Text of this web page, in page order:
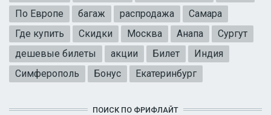
По Европе
багаж распродажа
Самара
Где купить
Скидки Москва Анапа
Сургут
дешевые билеты
акции Билет
Индия
Симферополь
Бонус Екатеринбург
ПОИСК ПО ФРИФЛАЙТ